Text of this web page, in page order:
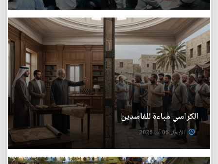
الكراسي مباءة للفاسدين
الأربعاء 05 آب 2026